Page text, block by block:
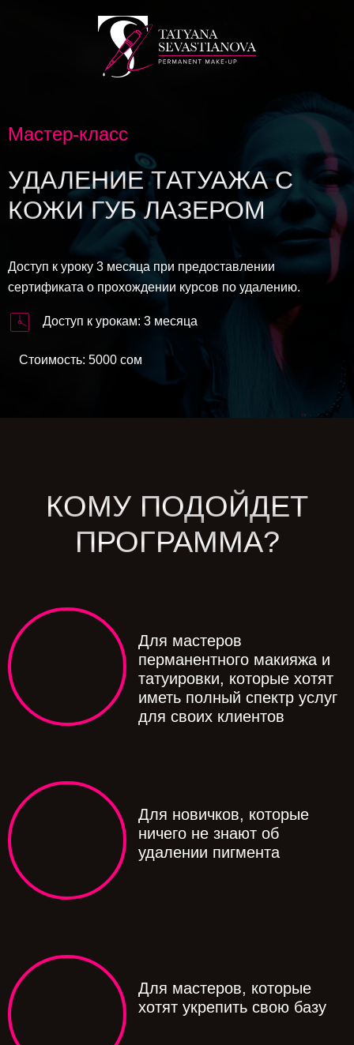
Мастер-класс
УДАЛЕНИЕ ТАТУАЖА С
КОЖИ ГУБ ЛАЗЕРОМ
Доступ к уроку 3 месяца при предоставлении
сертификата о прохождении курсов по удалению.
Доступ к урокам: 3 месяца
Стоимость: 5000 сом
КОМУ ПОДОЙДЕТ
ПРОГРАММА?
Для мастеров
перманентного макияжа и
татуировки, которые хотят
иметь полный спектр услуг
для своих клиентов
Для новичков, которые
ничего не знают об
удалении пигмента
Для мастеров, которые
хотят укрепить свою базу